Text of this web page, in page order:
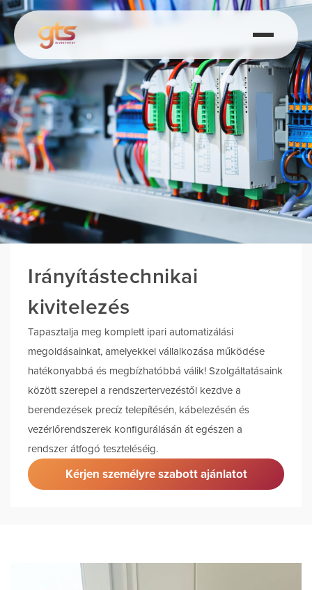
Irányítástechnikai
kivitelezés
Tapasztalja meg komplett ipari automatizálási
megoldásainkat, amelyekkel vállalkozása működése
hatékonyabbá és megbízhatóbbá válik! Szolgáltatásaink
között szerepel a rendszertervezéstől kezdve a
berendezések precíz telepítésén, kábelezésén és
vezérlőrendszerek konfigurálásán át egészen a
rendszer átfogó teszteléséig.
Kérjen személyre szabott ajánlatot